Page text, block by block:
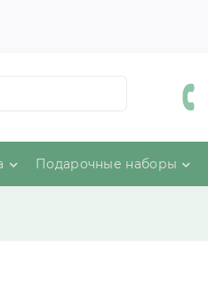
Подарочные наборы